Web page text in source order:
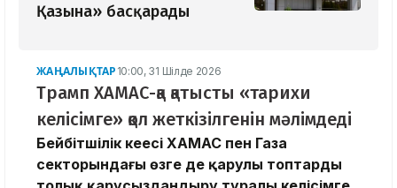
Қазына» басқарады
ЖАҢАЛЫҚТАР 10:00, 31 Шілде 2026
Трамп ХАМАС-қа қатысты «тарихи
келісімге» қол жеткізілгенін мәлімдеді
Бейбітшілік кеңесі ХАМАС пен Газа
секторындағы өзге де қарулы топтарды